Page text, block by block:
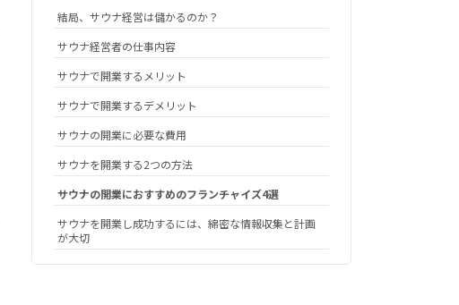
結局、サウナ経営は儲かるのか？
サウナ経営者の仕事内容
サウナで開業するメリット
サウナで開業するデメリット
サウナの開業に必要な費用
サウナを開業する2つの方法
サウナの開業におすすめのフランチャイズ4選
サウナを開業し成功するには、綿密な情報収集と計画
が大切